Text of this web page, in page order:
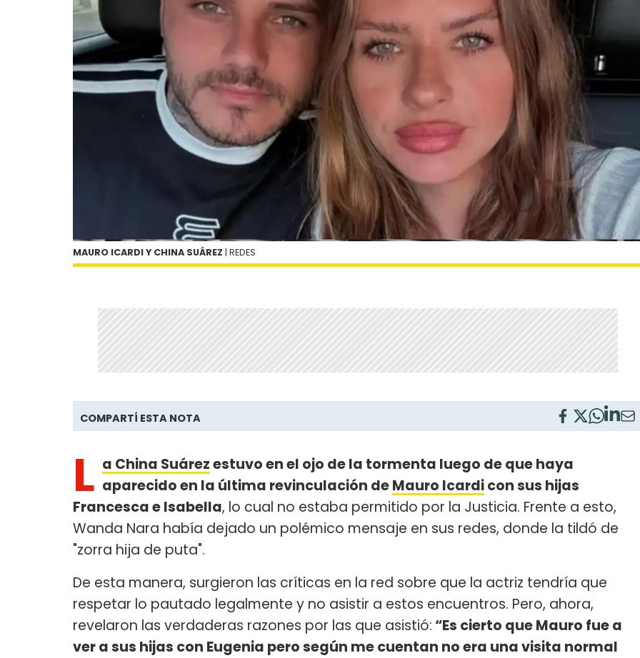
MAURO ICARDI Y CHINA SUÁREZ | REDES
COMPARTÍ ESTA NOTA
L a China Suárezestuvo en el ojo de la tormenta luego de que haya
aparecido en la última revinculación deMauro Icardicon sus hijas
Francesca e Isabella, lo cual no estaba permitido por la Justicia. Frente a esto,
Wanda Nara había dejado un polémico mensaje en sus redes, donde la tildó de
"zorra hija de puta".
De esta manera, surgieron las críticas en la red sobre que la actriz tendría que
respetar lo pautado legalmente y no asistir a estos encuentros. Pero, ahora,
revelaron las verdaderas razones por las que asistió: “Es cierto que Mauro fue a
ver a sus hijas con Eugenia pero según me cuentan no era una visita normal